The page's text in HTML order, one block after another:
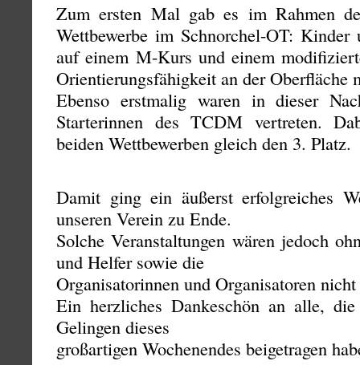
Zum ersten Mal gab es im Rahmen
Wettbewerbe im Schnorchel-OT: Kinder
auf einem M-Kurs und einem
Orientierungsfähigkeit an der Oberfläche
Ebenso erstmalig waren in dieser
Starterinnen des TCDM vertreten.
beiden Wettbewerben gleich den 3. Platz.
Damit ging ein äußerst erfolgreiches
unseren Verein zu Ende.
Solche Veranstaltungen wären jedoch
und Helfer sowie die
Organisatorinnen und Organisatoren
Ein herzliches Dankeschön an alle,
Gelingen dieses
großartigen Wochenendes beigetragen